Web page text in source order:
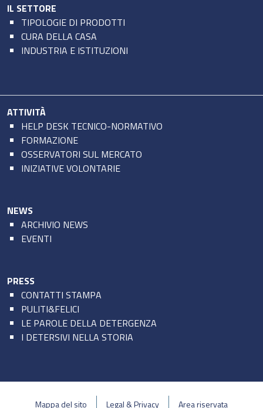
IL SETTORE
TIPOLOGIE DI PRODOTTI
CURA DELLA CASA
INDUSTRIA E ISTITUZIONI
ATTIVITÀ
HELP DESK TECNICO-NORMATIVO
FORMAZIONE
OSSERVATORI SUL MERCATO
INIZIATIVE VOLONTARIE
NEWS
ARCHIVIO NEWS
EVENTI
PRESS
CONTATTI STAMPA
PULITI&FELICI
LE PAROLE DELLA DETERGENZA
I DETERSIVI NELLA STORIA
Mappa del sito Legal & Privacy Area riservata